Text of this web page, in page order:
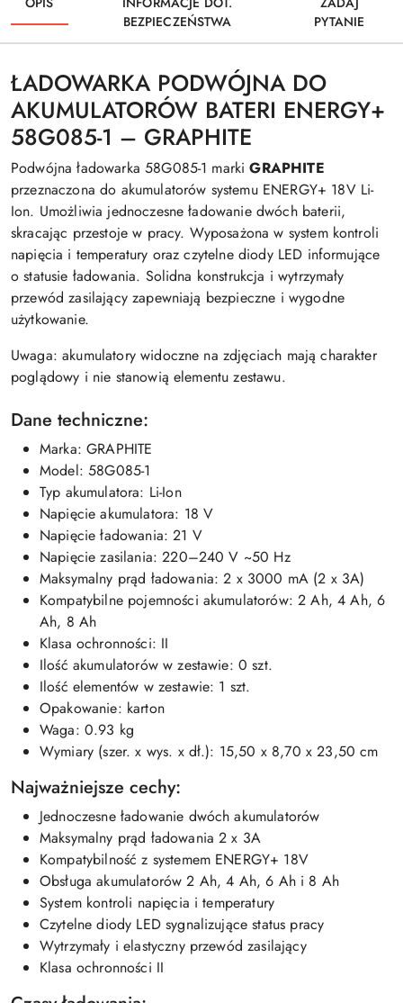
BEZPIECZEŃSTWA
PYTANIE
ŁADOWARKA PODWÓJNA DO
AKUMULATORÓW BATERI ENERGY+
58G085-1 – GRAPHITE
Podwójna ładowarka 58G085-1 markiGRAPHITE
przeznaczona do akumulatorów systemu ENERGY+ 18V Li-
Ion. Umożliwia jednoczesne ładowanie dwóch baterii,
skracając przestoje w pracy. Wyposażona w system kontroli
napięcia i temperatury oraz czytelne diody LED informujące
o statusie ładowania. Solidna konstrukcja i wytrzymały
przewód zasilający zapewniają bezpieczne i wygodne
użytkowanie.
Uwaga: akumulatory widoczne na zdjęciach mają charakter
poglądowy i nie stanowią elementu zestawu.
Dane techniczne:
Marka:GRAPHITE
Model: 58G085-1
Typ akumulatora: Li-Ion
Napięcie akumulatora: 18 V
Napięcie ładowania: 21 V
Napięcie zasilania: 220–240 V ~50 Hz
Maksymalny prąd ładowania: 2 x 3000 mA (2 x 3A)
Kompatybilne pojemności akumulatorów: 2 Ah, 4 Ah, 6
Ah, 8 Ah
Klasa ochronności: II
Ilość akumulatorów w zestawie: 0 szt.
Ilość elementów w zestawie: 1 szt.
Opakowanie: karton
Waga: 0.93 kg
Wymiary (szer. x wys. x dł.): 15,50 x 8,70 x 23,50 cm
Najważniejsze cechy:
Jednoczesne ładowanie dwóch akumulatorów
Maksymalny prąd ładowania 2 x 3A
Kompatybilność z systemem ENERGY+ 18V
Obsługa akumulatorów 2 Ah, 4 Ah, 6 Ah i 8 Ah
System kontroli napięcia i temperatury
Czytelne diody LED sygnalizujące status pracy
Wytrzymały i elastyczny przewód zasilający
Klasa ochronności II